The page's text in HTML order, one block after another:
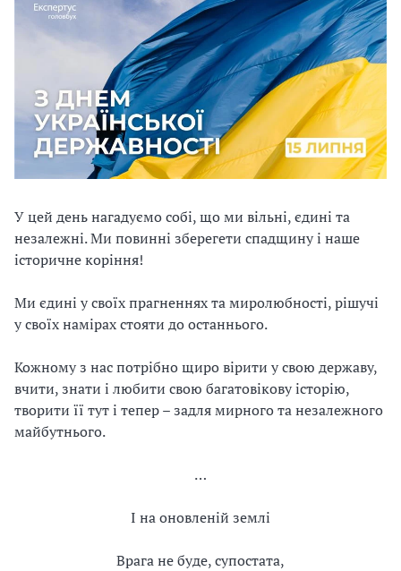
У цей день нагадуємо собі, що ми вільні, єдині та
незалежні. Ми повинні зберегети спадщину і наше
історичне коріння!
Ми єдині у своїх прагненнях та миролюбності, рішучі
у своїх намірах стояти до останнього.
Кожному з нас потрібно щиро вірити у свою державу,
вчити, знати і любити свою багатовікову історію,
творити її тут і тепер – задля мирного та незалежного
майбутнього.
…
І на оновленій землі
Врага не буде, супостата,